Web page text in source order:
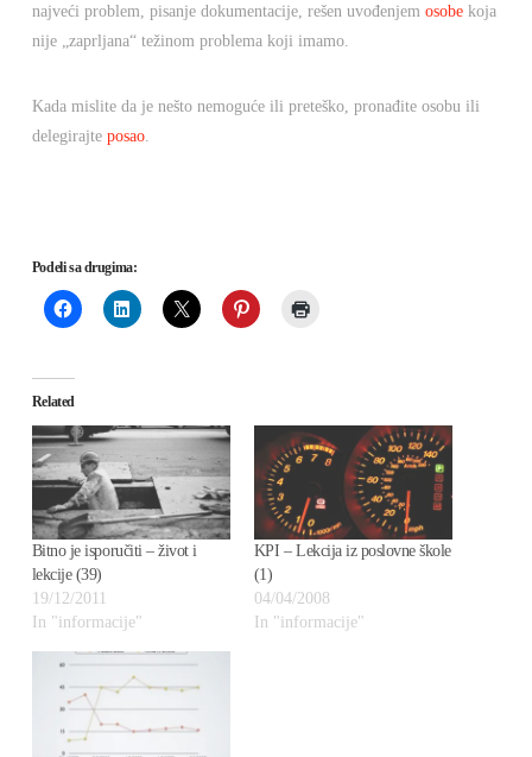
najveći problem, pisanje dokumentacije, rešen uvođenjem osobekoja
nije „zaprljana“ težinom problema koji imamo.
Kada mislite da je nešto nemoguće ili preteško, pronađite osobu ili
delegirajte posao.
Podeli sa drugima:
Related
Bitno je isporučiti – život i
lekcije (39)
19/12/2011
In "informacije"
KPI – Lekcija iz poslovne škole
(1)
04/04/2008
In "informacije"